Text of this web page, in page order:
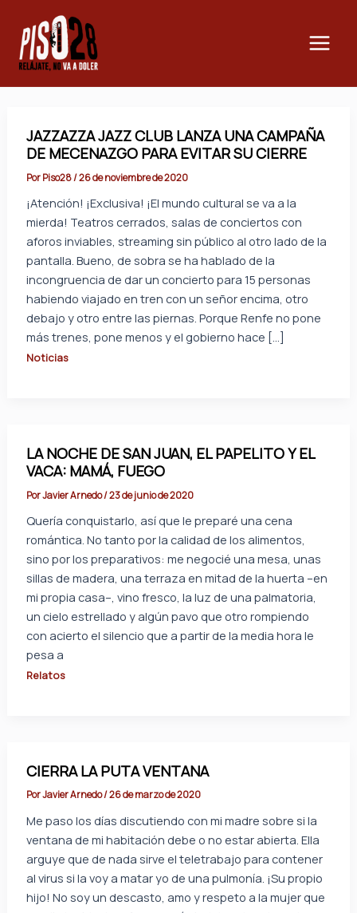
contenido
JAZZAZZA JAZZ CLUB LANZA UNA CAMPAÑA
DE MECENAZGO PARA EVITAR SU CIERRE
PorPiso28/26 de noviembre de 2020
¡Atención! ¡Exclusiva! ¡El mundo cultural se va a la
mierda! Teatros cerrados, salas de conciertos con
aforos inviables, streaming sin público al otro lado de la
pantalla. Bueno, de sobra se ha hablado de la
incongruencia de dar un concierto para 15 personas
habiendo viajado en tren con un señor encima, otro
debajo y otro entre las piernas. Porque Renfe no pone
más trenes, pone menos y el gobierno hace […]
Noticias
LA NOCHE DE SAN JUAN, EL PAPELITO Y EL
VACA: MAMÁ, FUEGO
PorJavier Arnedo/23 de junio de 2020
Quería conquistarlo, así que le preparé una cena
romántica. No tanto por la calidad de los alimentos,
sino por los preparativos: me negocié una mesa, unas
sillas de madera, una terraza en mitad de la huerta –en
mi propia casa–, vino fresco, la luz de una palmatoria,
un cielo estrellado y algún pavo que otro rompiendo
con acierto el silencio que a partir de la media hora le
pesa a
Relatos
CIERRA LA PUTA VENTANA
PorJavier Arnedo/26 de marzo de 2020
Me paso los días discutiendo con mi madre sobre si la
ventana de mi habitación debe o no estar abierta. Ella
arguye que de nada sirve el teletrabajo para contener
al virus si la voy a matar yo de una pulmonía. ¡Su propio
hijo! No soy un descasto, amo y respeto a la mujer que